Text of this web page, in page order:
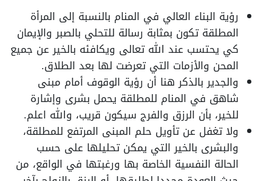
رؤية البناء العالي في المنام بالنسبة إلى المرأة
المطلقة تكون بمثابة رسالة للتحلي بالصبر والإيمان
كي يحتسب عند الله تعالى ويكافئه بالخير عن جميع
المحن والأزمات التي تعرضت لها بعد الطلاق.
والجدير بالذكر هنا أن رؤية الوقوف أمام مبنى
شاهق في المنام للمطلقة يحمل بشرى وإشارة
للخير، بأن الرزق والفرج سيكون قريب، والله اعلم.
ولا تغفل عن تأويل حلم المبنى المرتفع للمطلقة،
والبشرى بالخير التي يمكن تحليلها على حسب
الحالة النفسية الخاصة بها ورغبتها في الواقع، من